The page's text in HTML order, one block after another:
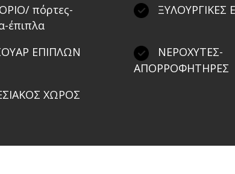
πόρτες-
έπιπλα
ΞΥΛΟΥΡΓΙΚΕΣ
ΕΠΙΠΛΩΝ
ΝΕΡΟΧΥΤΕΣ-
ΑΠΟΡΡΟΦΗΤΗΡΕΣ
ΧΩΡΟΣ